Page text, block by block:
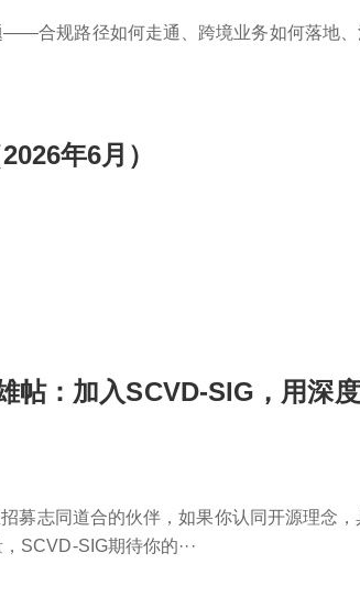
合规路径如何走通、跨境业务如何落地、
年6月）
帖：加入SCVD-SIG，用深
募志同道合的伙伴，如果你认同开源理念
SCVD-SIG期待你的···